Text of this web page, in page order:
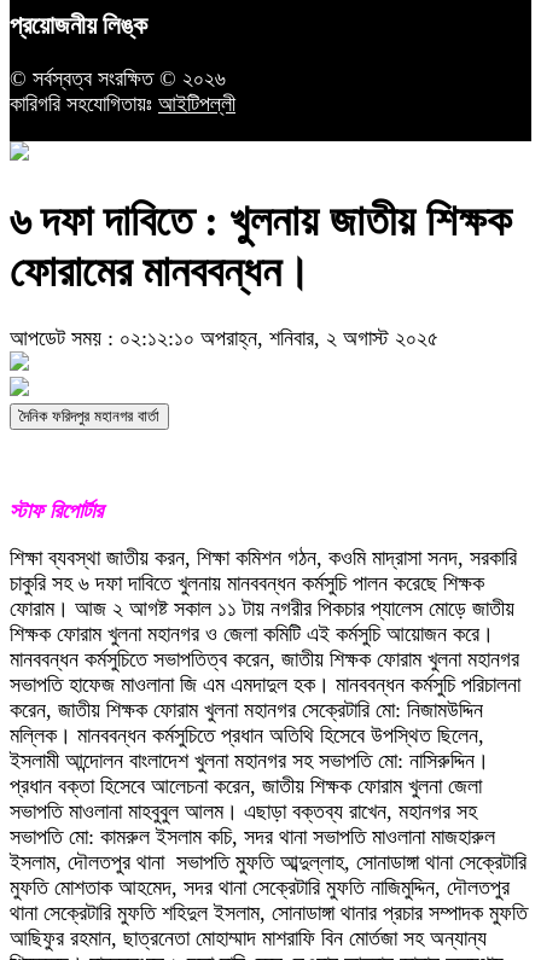
প্রয়োজনীয় লিঙ্ক
© সর্বস্বত্ব সংরক্ষিত © ২০২৬
কারিগরি সহযোগিতায়ঃ আইটিপল্লী
৬ দফা দাবিতে : খুলনায় জাতীয় শিক্ষক
ফোরামের মানববন্ধন।
আপডেট সময় : ০২:১২:১০ অপরাহ্ন, শনিবার, ২ অগাস্ট ২০২৫
দৈনিক ফরিদপুর মহানগর বার্তা
স্টাফ রিপোর্টার
শিক্ষা ব্যবস্থা জাতীয় করন, শিক্ষা কমিশন গঠন, কওমি মাদ্রাসা সনদ, সরকারি
চাকুরি সহ ৬ দফা দাবিতে খুলনায় মানববন্ধন কর্মসুচি পালন করেছে শিক্ষক
ফোরাম। আজ ২ আগষ্ট সকাল ১১ টায় নগরীর পিকচার প্যালেস মোড়ে জাতীয়
শিক্ষক ফোরাম খুলনা মহানগর ও জেলা কমিটি এই কর্মসুচি আয়োজন করে।
মানববন্ধন কর্মসুচিতে সভাপতিত্ব করেন, জাতীয় শিক্ষক ফোরাম খুলনা মহানগর
সভাপতি হাফেজ মাওলানা জি এম এমদাদুল হক। মানববন্ধন কর্মসুচি পরিচালনা
করেন, জাতীয় শিক্ষক ফোরাম খুলনা মহানগর সেক্রেটারি মো: নিজামউদ্দিন
মল্লিক। মানববন্ধন কর্মসুচিতে প্রধান অতিথি হিসেবে উপস্থিত ছিলেন,
ইসলামী আন্দোলন বাংলাদেশ খুলনা মহানগর সহ সভাপতি মো: নাসিরুদ্দিন।
প্রধান বক্তা হিসেবে আলেচনা করেন, জাতীয় শিক্ষক ফোরাম খুলনা জেলা
সভাপতি মাওলানা মাহবুবুল আলম। এছাড়া বক্তব্য রাখেন, মহানগর সহ
সভাপতি মো: কামরুল ইসলাম কচি, সদর থানা সভাপতি মাওলানা মাজহারুল
ইসলাম, দৌলতপুর থানা সভাপতি মুফতি আব্দুল্লাহ, সোনাডাঙ্গা থানা সেক্রেটারি
মুফতি মোশতাক আহমেদ, সদর থানা সেক্রেটারি মুফতি নাজিমুদ্দিন, দৌলতপুর
থানা সেক্রেটারি মুফতি শহিদুল ইসলাম, সোনাডাঙ্গা থানার প্রচার সম্পাদক মুফতি
আছিফুর রহমান, ছাত্রনেতা মোহাম্মাদ মাশরাফি বিন মোর্তজা সহ অন্যান্য